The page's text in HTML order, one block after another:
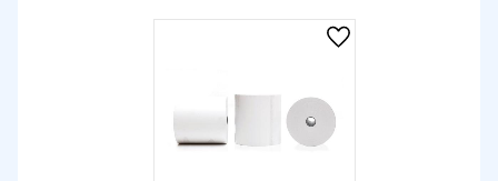
Lägg till i önskelista